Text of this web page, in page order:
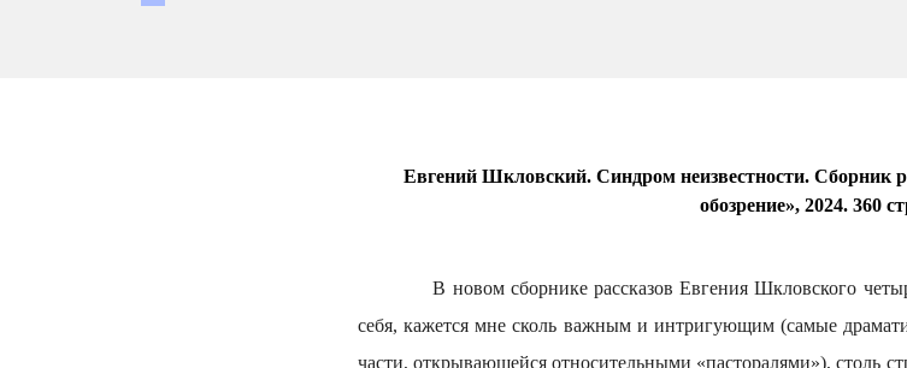
Евгений Шкловский. Синдром неизвестности. Сборник
обозрение», 2024. 360
В новом сборнике рассказов Евгения Шкловского четыре
себя, кажется мне сколь важным и интригующим (самые
части, открывающейся относительными «пасторалями»), столь